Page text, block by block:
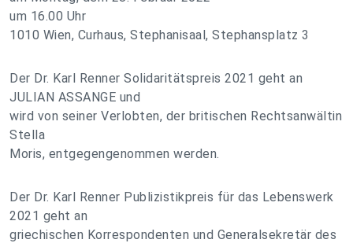
um 16.00 Uhr
1010 Wien, Curhaus, Stephanisaal, Stephansplatz 3
Der Dr. Karl Renner Solidaritätspreis 2021 geht an
JULIAN ASSANGE und
wird von seiner Verlobten, der britischen Rechtsanwältin
Stella
Moris, entgegengenommen werden.
Der Dr. Karl Renner Publizistikpreis für das Lebenswerk
2021 geht an
griechischen Korrespondenten und Generalsekretär des